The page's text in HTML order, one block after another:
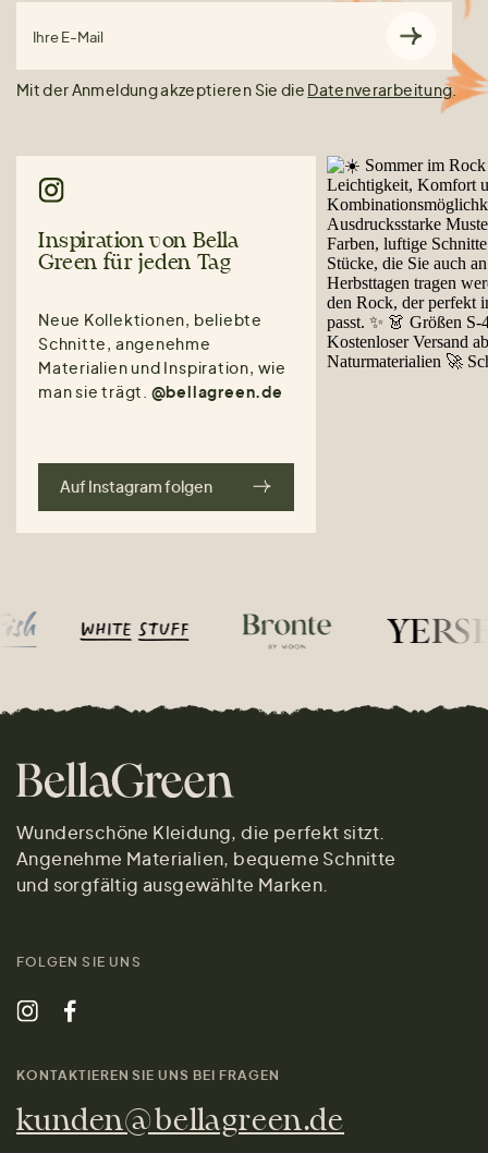
Ihre E-Mail
Mit der Anmeldung akzeptieren Sie die Datenverarbeitung.
Inspiration von Bella
Green für jeden Tag
Neue Kollektionen, beliebte
Schnitte, angenehme
Materialien und Inspiration, wie
man sie trägt. @bellagreen.de
Auf Instagram folgen
Wunderschöne Kleidung, die perfekt sitzt.
Angenehme Materialien, bequeme Schnitte
und sorgfältig ausgewählte Marken.
FOLGEN SIE UNS
KONTAKTIEREN SIE UNS BEI FRAGEN
kunden@bellagreen.de